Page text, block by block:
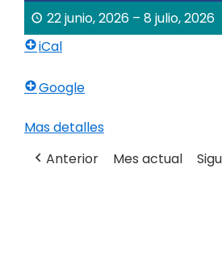
22 junio, 2026 – 8 julio, 2026
iCal
Google
Mas detalles
Anterior
Mes actual